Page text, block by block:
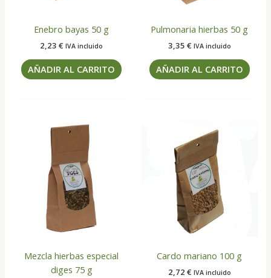
Enebro bayas 50 g
2,23€ IVA incluido
AÑADIR AL CARRITO
Pulmonaria hierbas 50 g
3,35 € IVA incluido
AÑADIR AL CARRITO
Mezcla hierbas especial
diges 75 g
Cardo mariano 100 g
2,72 € IVA incluido